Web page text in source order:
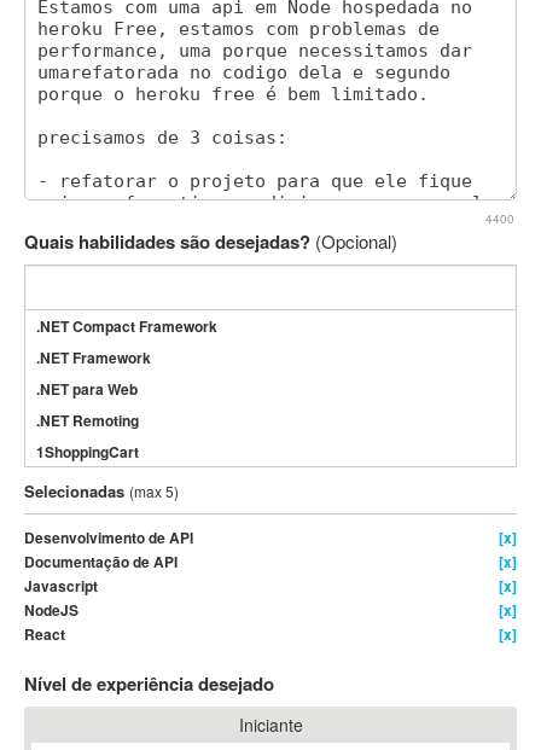
4400
Quais habilidades são desejadas? (Opcional)
.NET Compact Framework
.NET Framework
.NET para Web
.NET Remoting
1ShoppingCart
3DS Max
3GSM
4D Dimension
802.11
A&P
A-GPS
A2Billing
AAUS Scientific Diver
Selecionadas (max 5)
Desenvolvimento de API
[x]
Documentação de API
[x]
Javascript
[x]
NodeJS
[x]
React
[x]
Nível de experiência desejado
Iniciante